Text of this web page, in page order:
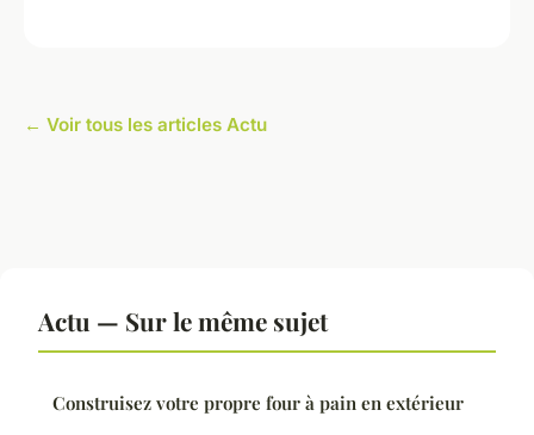
← Voir tous les articles Actu
Actu — Sur le même sujet
Construisez votre propre four à pain en extérieur